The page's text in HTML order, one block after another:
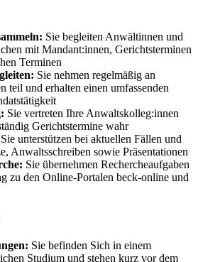
Sie begleiten Anwältinnen und
mit Mandant:innen, Gerichtsterminen
Terminen
Sie nehmen regelmäßig an
teil und erhalten einen umfassenden
Sie vertreten Ihre Anwaltskolleg:innen
Gerichtstermine wahr
Sie unterstützen bei aktuellen Fällen und
Anwaltsschreiben sowie Präsentationen
Sie übernehmen Rechercheaufgaben
zu den Online-Portalen beck-online und
Sie befinden Sich in einem
Studium und stehen kurz vor dem